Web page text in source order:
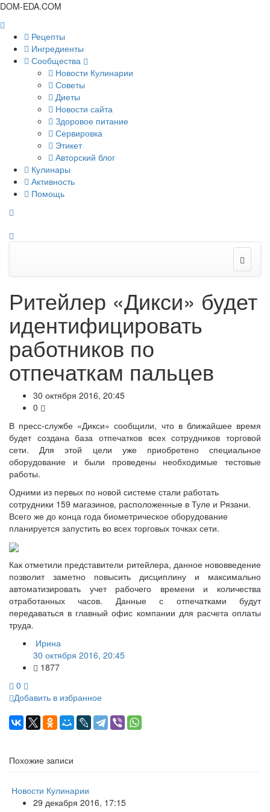
DOM-EDA.COM
Рецепты
Ингредиенты
Сообщества
Новости Кулинарии
Советы
Диеты
Новости сайта
Здоровое питание
Сервировка
Этикет
Авторский блог
Кулинары
Активность
Помощь
Ритейлер «Дикси» будет
идентифицировать
работников по
отпечаткам пальцев
30 октября 2016, 20:45
0
В пресс-службе «Дикси» сообщили, что в ближайшее время
будет создана база отпечатков всех сотрудников торговой
сети. Для этой цели уже приобретено специальное
оборудование и были проведены необходимые тестовые
работы.
Одними из первых по новой системе стали работать
сотрудники 159 магазинов, расположенные в Туле и Рязани.
Всего же до конца года биометрическое оборудование
планируется запустить во всех торговых точках сети.
Как отметили представители ритейлера, данное нововведение
позволит заметно повысить дисциплину и максимально
автоматизировать учет рабочего времени и количества
отработанных часов. Данные с отпечатками будут
передаваться в главный офис компании для расчета оплаты
труда.
Ирина
30 октября 2016, 20:45
1877
0
Добавить в избранное
Похожие записи
Новости Кулинарии
29 декабря 2016, 17:15